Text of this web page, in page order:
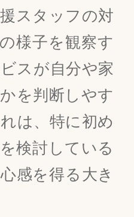
スタッフの対
様子を観察す
スが自分や家
を判断しやす
は、特に初め
検討している
感を得る大き